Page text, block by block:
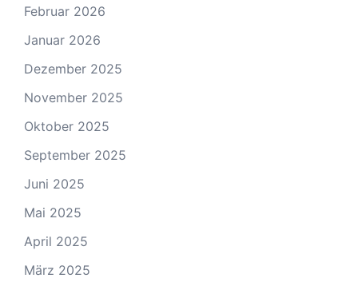
Februar 2026
Januar 2026
Dezember 2025
November 2025
Oktober 2025
September 2025
Juni 2025
Mai 2025
April 2025
März 2025